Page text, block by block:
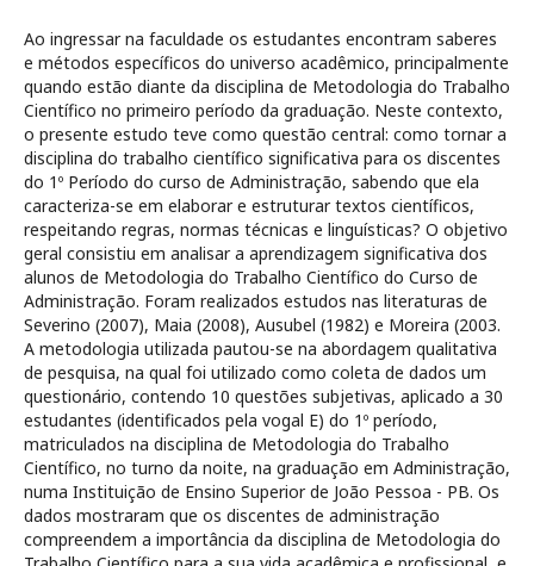
Ao ingressar na faculdade os estudantes encontram saberes
e métodos específicos do universo acadêmico, principalmente
quando estão diante da disciplina de Metodologia do Trabalho
Científico no primeiro período da graduação. Neste contexto,
o presente estudo teve como questão central: como tornar a
disciplina do trabalho científico significativa para os discentes
do 1º Período do curso de Administração, sabendo que ela
caracteriza-se em elaborar e estruturar textos científicos,
respeitando regras, normas técnicas e linguísticas? O objetivo
geral consistiu em analisar a aprendizagem significativa dos
alunos de Metodologia do Trabalho Científico do Curso de
Administração. Foram realizados estudos nas literaturas de
Severino (2007), Maia (2008), Ausubel (1982) e Moreira (2003.
A metodologia utilizada pautou-se na abordagem qualitativa
de pesquisa, na qual foi utilizado como coleta de dados um
questionário, contendo 10 questões subjetivas, aplicado a 30
estudantes (identificados pela vogal E) do 1º período,
matriculados na disciplina de Metodologia do Trabalho
Científico, no turno da noite, na graduação em Administração,
numa Instituição de Ensino Superior de João Pessoa - PB. Os
dados mostraram que os discentes de administração
compreendem a importância da disciplina de Metodologia do